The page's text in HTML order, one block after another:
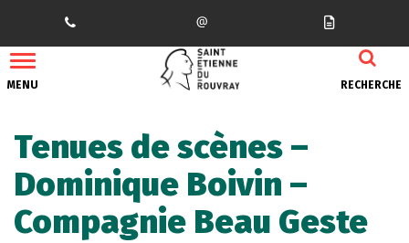
MENU RECHERCHE
Tenues de scènes –
Dominique Boivin –
Compagnie Beau Geste